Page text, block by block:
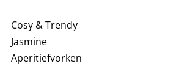
Cosy & Trendy
Jasmine
Aperitiefvorken